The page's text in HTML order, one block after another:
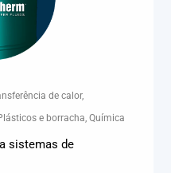
de calor,
e borracha, Química
sistemas de